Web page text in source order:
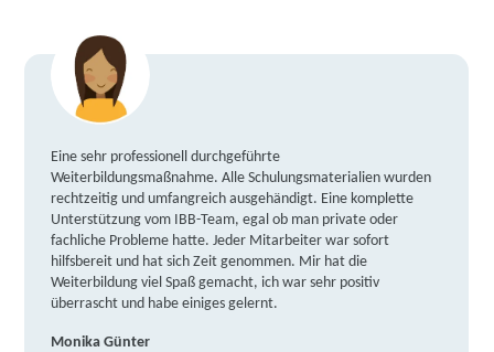
Eine sehr professionell durchgeführte
Weiterbildungsmaßnahme. Alle Schulungsmaterialien wurden
rechtzeitig und umfangreich ausgehändigt. Eine komplette
Unterstützung vom IBB-Team, egal ob man private oder
fachliche Probleme hatte. Jeder Mitarbeiter war sofort
hilfsbereit und hat sich Zeit genommen. Mir hat die
Weiterbildung viel Spaß gemacht, ich war sehr positiv
überrascht und habe einiges gelernt.
Monika Günter